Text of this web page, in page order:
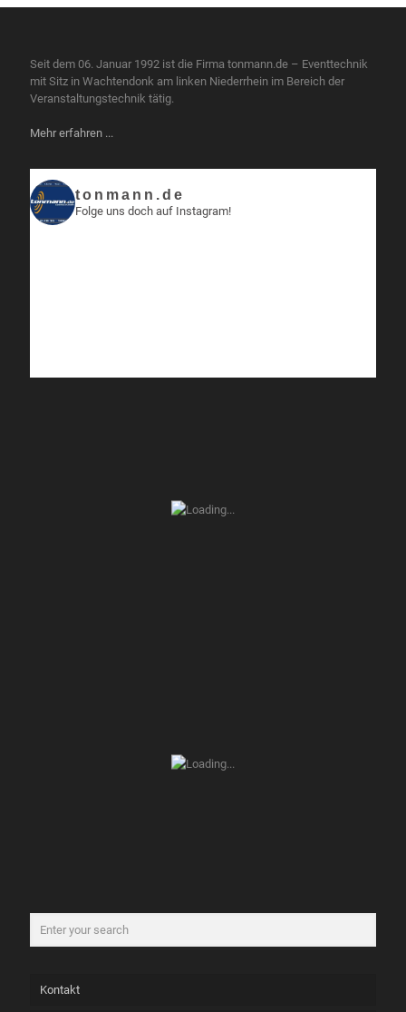
Seit dem 06. Januar 1992 ist die Firma tonmann.de – Eventtechnik
mit Sitz in Wachtendonk am linken Niederrhein im Bereich der
Veranstaltungstechnik tätig.
Mehr erfahren ...
tonmann.de
Folge uns doch auf Instagram!
Kontakt